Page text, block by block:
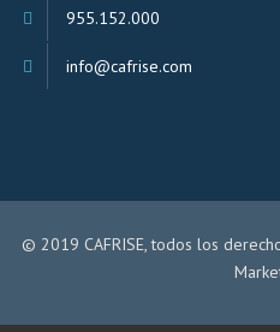
955.152.000
info@cafrise.com
© 2019 CAFRISE, todos los